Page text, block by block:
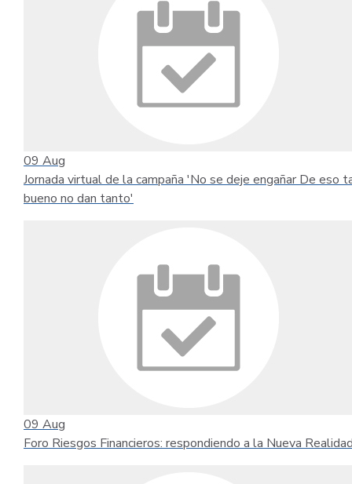
09 Aug
Jornada virtual de la campaña 'No se deje engañar De eso
bueno no dan tanto'
09 Aug
Foro Riesgos Financieros: respondiendo a la Nueva